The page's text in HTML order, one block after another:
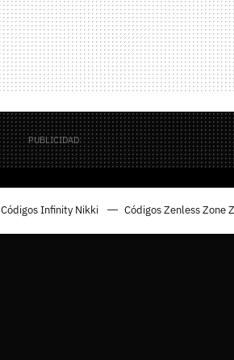
Códigos Infinity Nikki Códigos Zenless Zone